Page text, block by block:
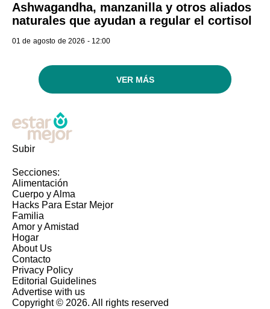
Ashwagandha, manzanilla y otros aliados
naturales que ayudan a regular el cortisol
01 de agosto de 2026 - 12:00
VER MÁS
Subir
Secciones:
Alimentación
Cuerpo y Alma
Hacks Para Estar Mejor
Familia
Amor y Amistad
Hogar
About Us
Contacto
Privacy Policy
Editorial Guidelines
Advertise with us
Copyright © 2026. All rights reserved